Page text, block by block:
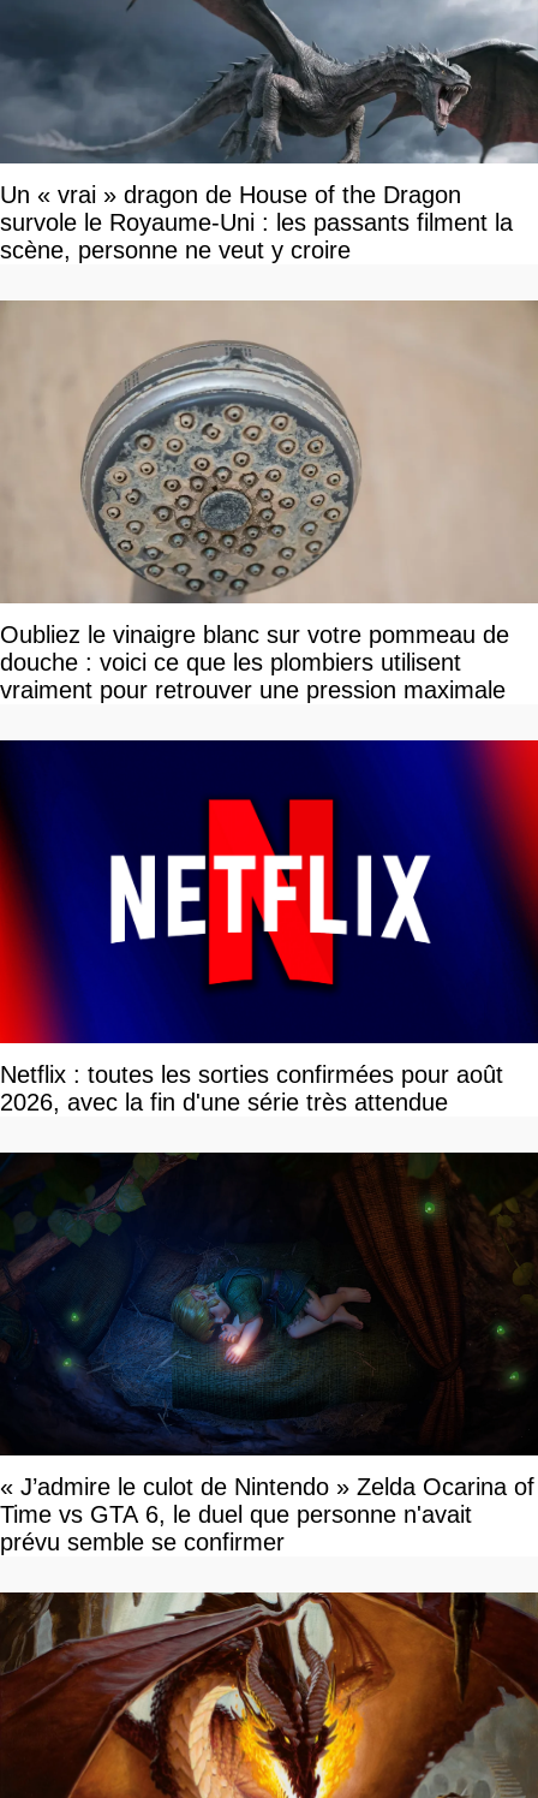
Un « vrai » dragon de House of the Dragon
survole le Royaume-Uni : les passants filment la
scène, personne ne veut y croire
Oubliez le vinaigre blanc sur votre pommeau de
douche : voici ce que les plombiers utilisent
vraiment pour retrouver une pression maximale
Netflix : toutes les sorties confirmées pour août
2026, avec la fin d'une série très attendue
« J’admire le culot de Nintendo » Zelda Ocarina of
Time vs GTA 6, le duel que personne n'avait
prévu semble se confirmer